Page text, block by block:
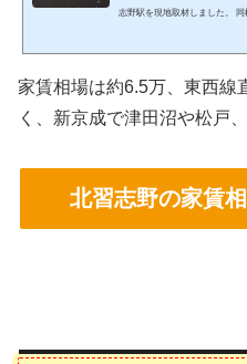
志野駅を現地取材しました。
の選択を失敗すると家賃の負担
家賃相場は約6.5万、東西線
く、新京成で津田沼や松戸
北習志野の家賃